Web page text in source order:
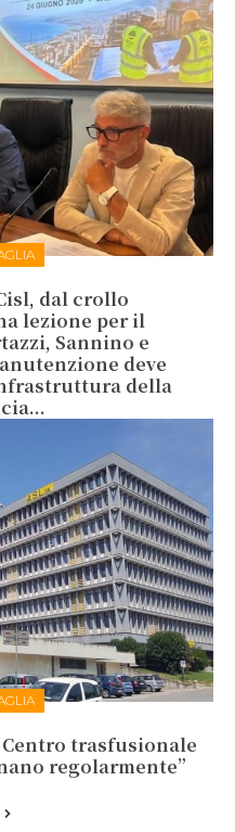
dal crollo
lezione per il
Sannino e
deve
della
trasfusionale
regolarmente”